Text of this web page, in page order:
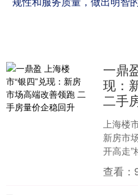
一鼎
现：
二手
上海楼
新房市
开高走
平；二
线”以上
查看：